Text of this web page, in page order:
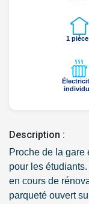
1
Description :
Proche de la gare
pour les
en cours de
parqueté ouvert